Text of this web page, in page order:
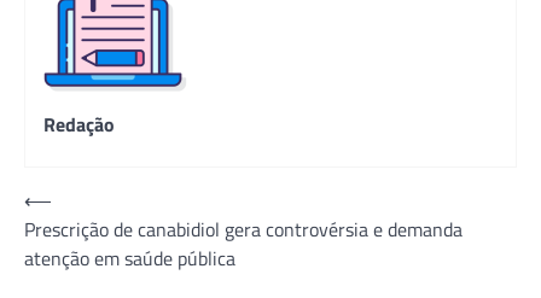
Redação
Navegação
de
Post
⟵
Prescrição de canabidiol gera controvérsia e demanda
atenção em saúde pública